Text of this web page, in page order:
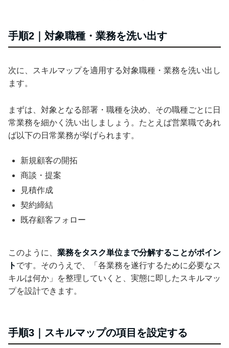
手順2｜対象職種・業務を洗い出す
次に、スキルマップを適用する対象職種・業務を洗い出し
ます。
まずは、対象となる部署・職種を決め、その職種ごとに日
常業務を細かく洗い出しましょう。たとえば営業職であれ
ば以下の日常業務が挙げられます。
新規顧客の開拓
商談・提案
見積作成
契約締結
既存顧客フォロー
このように、 業務をタスク単位まで分解することがポイン
ト です。そのうえで、「各業務を遂行するために必要なス
キルは何か」を整理していくと、実態に即したスキルマッ
プを設計できます。
手順3｜スキルマップの項目を設定する